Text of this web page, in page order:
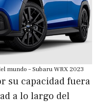
mundo – Subaru WRX 2023
su capacidad fuera
a lo largo del